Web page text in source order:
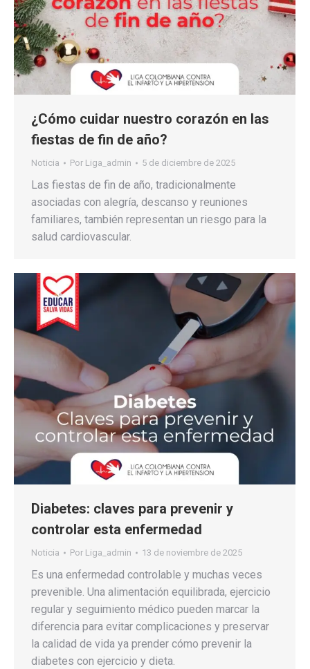
¿Cómo cuidar nuestro corazón en las
fiestas de fin de año?
Noticia Por Liga_admin 5 de diciembre de 2025
Las fiestas de fin de año, tradicionalmente
asociadas con alegría, descanso y reuniones
familiares, también representan un riesgo para la
salud cardiovascular.
Diabetes: claves para prevenir y
controlar esta enfermedad
Noticia Por Liga_admin 13 de noviembre de 2025
Es una enfermedad controlable y muchas veces
prevenible. Una alimentación equilibrada, ejercicio
regular y seguimiento médico pueden marcar la
diferencia para evitar complicaciones y preservar
la calidad de vida ya prender cómo prevenir la
diabetes con ejercicio y dieta.